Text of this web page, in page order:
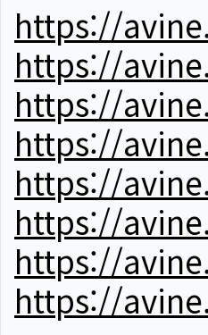
https://
https://
https://
https://
https://
https://
https://
https://